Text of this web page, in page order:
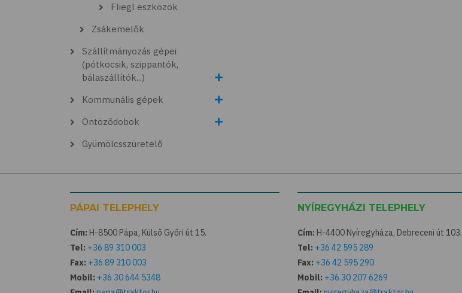
Fliegl eszközök
Zsákemelők
Szállítmányozás gépei
(pótkocsik, szippantók,
bálaszállítók...)
Kommunális gépek
Öntöződobok
Gyümölcsszüretelő
PÁPAI TELEPHELY
Cím: H-8500 Pápa, Külső Győri út 15.
Tel: +36 89 310 003
Fax: +36 89 310 003
Mobil: +36 30 644 5348
NYÍREGYHÁZI TELEPHELY
Cím: H-4400 Nyíregyháza, Debreceni út 103.
Tel: +36 42 595 289
Fax: +36 42 595 290
Mobil: +36 30 207 6269